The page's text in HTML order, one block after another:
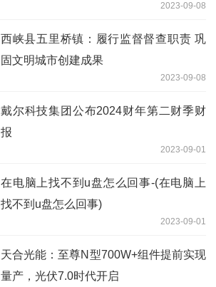
2023-09-08
西峡县五里桥镇：履行监督督查职责 巩
固文明城市创建成果
2023-09-08
戴尔科技集团公布2024财年第二财季财
报
2023-09-01
在电脑上找不到u盘怎么回事-(在电脑上
找不到u盘怎么回事)
2023-09-01
天合光能：至尊N型700W+组件提前实现
量产，光伏7.0时代开启